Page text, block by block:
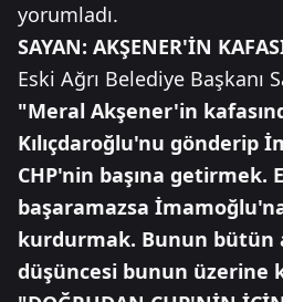
yorumladı.
SAYAN: AKŞENER'İN
Eski Ağrı Belediye Başkanı
"Meral Akşener'in
Kılıçdaroğlu'nu gönderip
CHP'nin başına getirmek.
başaramazsa
kurdurmak. Bunun bütün
düşüncesi bunun üzerine